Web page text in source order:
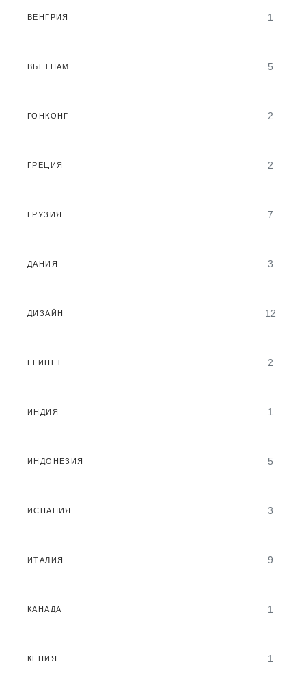
ВЕНГРИЯ 1
ВЬЕТНАМ 5
ГОНКОНГ 2
ГРЕЦИЯ 2
ГРУЗИЯ 7
ДАНИЯ 3
ДИЗАЙН 12
ЕГИПЕТ 2
ИНДИЯ 1
ИНДОНЕЗИЯ 5
ИСПАНИЯ 3
ИТАЛИЯ 9
КАНАДА 1
КЕНИЯ 1